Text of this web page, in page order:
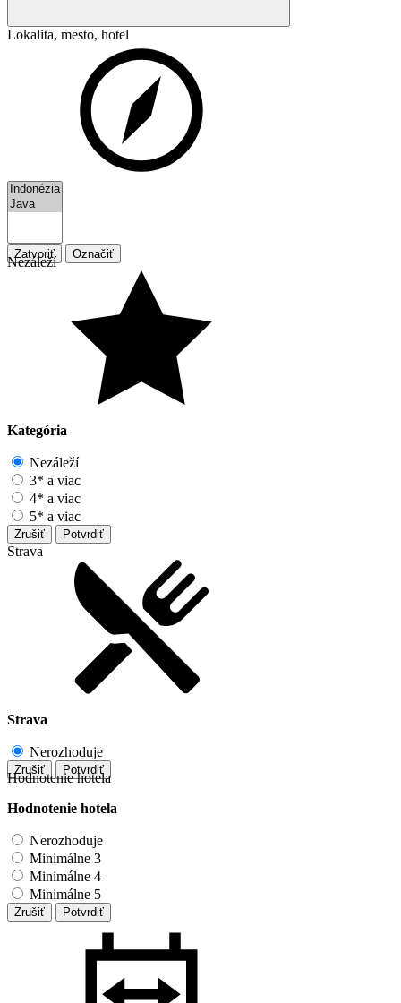
Lokalita, mesto, hotel
Zatvoriť Označiť
Nezáleží
Kategória
Nezáleží
3* a viac
4* a viac
5* a viac
Zrušiť Potvrdiť
Strava
Strava
Nerozhoduje
Zrušiť Potvrdiť
Hodnotenie hotela
Hodnotenie hotela
Nerozhoduje
Minimálne 3
Minimálne 4
Minimálne 5
Zrušiť Potvrdiť